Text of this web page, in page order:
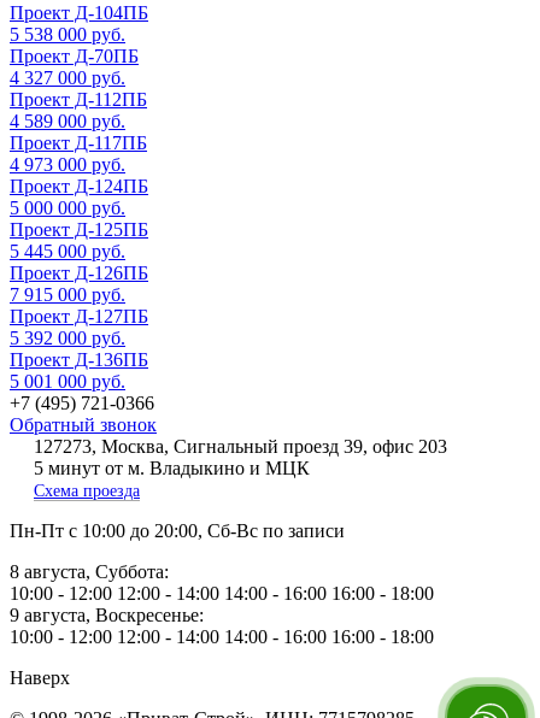
Проект Д-104ПБ
5 538 000 руб.
Проект Д-70ПБ
4 327 000 руб.
Проект Д-112ПБ
4 589 000 руб.
Проект Д-117ПБ
4 973 000 руб.
Проект Д-124ПБ
5 000 000 руб.
Проект Д-125ПБ
5 445 000 руб.
Проект Д-126ПБ
7 915 000 руб.
Проект Д-127ПБ
5 392 000 руб.
Проект Д-136ПБ
5 001 000 руб.
+7 (495) 721-0366
Обратный звонок
127273, Москва, Сигнальный проезд 39, офис 203
5 минут от м. Владыкино и МЦК
Схема проезда
Пн-Пт с 10:00 до 20:00, Сб-Вс по записи
8 августа, Суббота:
10:00 - 12:00 12:00 - 14:00 14:00 - 16:00 16:00 - 18:00
9 августа, Воскресенье:
10:00 - 12:00 12:00 - 14:00 14:00 - 16:00 16:00 - 18:00
Наверх